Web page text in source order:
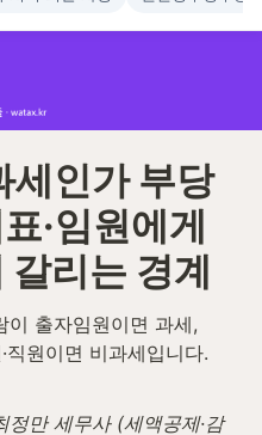
세인가 부당
·임원에게
갈리는 경계
이 출자임원이면 과세,
직원이면 비과세입니다.
정만 세무사 (세액공제·감